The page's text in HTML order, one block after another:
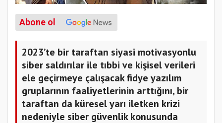
Abone ol
2023’te bir taraftan siyasi motivasyonlu
siber saldırılar ile tıbbi ve kişisel verileri
ele geçirmeye çalışacak fidye yazılım
gruplarının faaliyetlerinin arttığını, bir
taraftan da küresel yarı iletken krizi
nedeniyle siber güvenlik konusunda